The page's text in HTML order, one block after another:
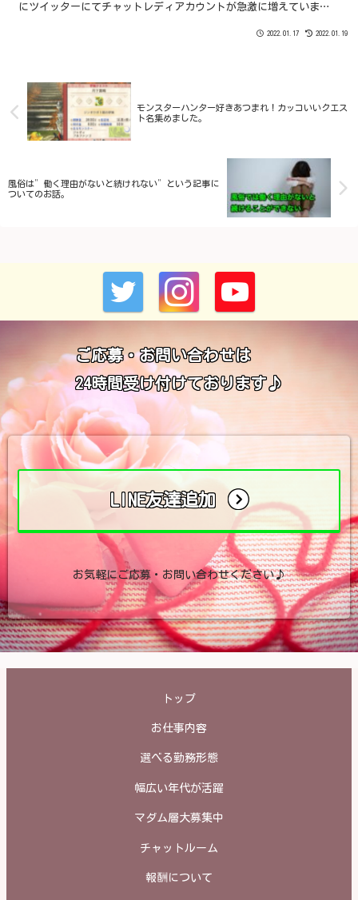
にツイッターにてチャットレディアカウントが急激に増えていま
ほとんど見られず事務所のアカウントが多いのが現状です。
2022.01.17 2022.01.19
モンスターハンター好きあつまれ！カッコいいクエス
ト名集めました。
風俗は”働く理由がないと続けれない”という記事に
ついてのお話。
ご応募・お問い合わせは
24時間受け付けております♪
LINE友達追加
お気軽にご応募・お問い合わせください♪
トップ
お仕事内容
選べる勤務形態
幅広い年代が活躍
マダム層大募集中
チャットルーム
報酬について